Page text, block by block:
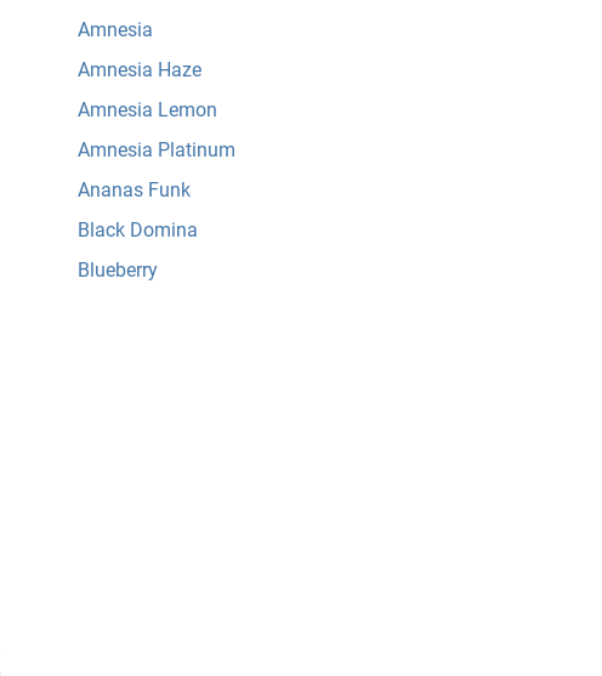
Amnesia
Amnesia Haze
Amnesia Lemon
Amnesia Platinum
Ananas Funk
Black Domina
Blueberry